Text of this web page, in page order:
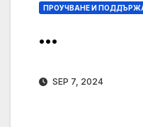
ПРОУЧВАНЕ И
…
SEP 7, 2024